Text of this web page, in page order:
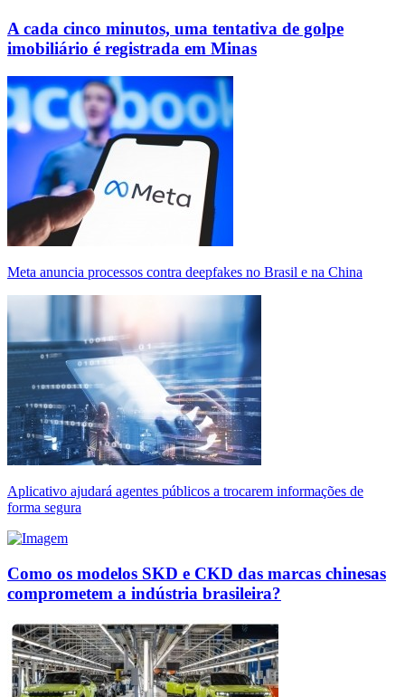
A cada cinco minutos, uma tentativa de golpe
imobiliário é registrada em Minas
Meta anuncia processos contra deepfakes no Brasil e na China
Aplicativo ajudará agentes públicos a trocarem informações de
forma segura
Como os modelos SKD e CKD das marcas chinesas
comprometem a indústria brasileira?